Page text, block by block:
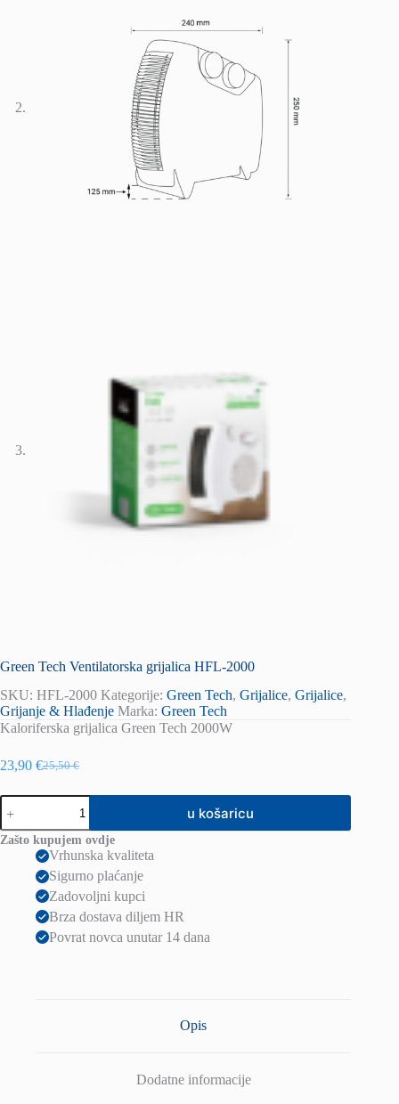
Green Tech Ventilatorska grijalica HFL-2000
SKU: HFL-2000 Kategorije: Green Tech, Grijalice, Grijalice,
Grijanje & Hlađenje Marka: Green Tech
Kaloriferska grijalica Green Tech 2000W
25,50€
Izvorna
25,50 €.
23,90 €Trenutna
23,90 €.
Green
Tech
Ventilatorska
grijalica
količina
u košaricu
Zašto kupujem ovdje
Vrhunska kvaliteta
Sigurno plaćanje
Zadovoljni kupci
Brza dostava diljem HR
Povrat novca unutar 14 dana
Opis
Dodatne informacije